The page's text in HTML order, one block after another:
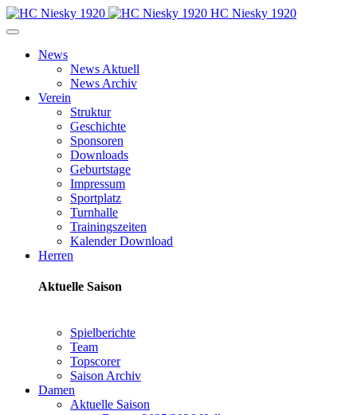
HC Niesky 1920
News
News Aktuell
News Archiv
Verein
Struktur
Geschichte
Sponsoren
Downloads
Geburtstage
Impressum
Sportplatz
Turnhalle
Trainingszeiten
Kalender Download
Herren
Aktuelle Saison
Spielberichte
Team
Topscorer
Saison Archiv
Damen
Aktuelle Saison